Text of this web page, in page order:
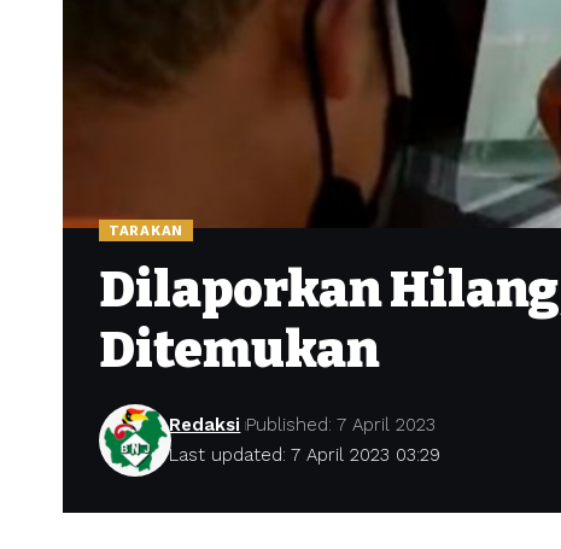
TARAKAN
Dilaporkan
Ditemukan
Last updated: 7 April 2023 03:29
Redaksi Published: 7 April 2023